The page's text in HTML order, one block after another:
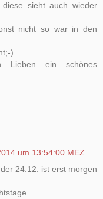
sieht auch wieder
nicht so war in den
)
Lieben ein schönes
um 13:54:00 MEZ
24.12. ist erst morgen